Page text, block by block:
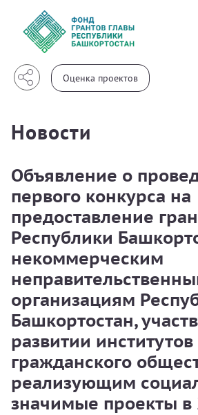
Новости
Объявление о
первого конкурса на
предоставление
Республики
некоммерческим
организациям
Башкортостан,
развитии институтов
гражданского
реализующим
значимые проекты в